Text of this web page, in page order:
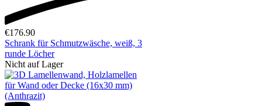
€176.90
Schrank für Schmutzwäsche, weiß, 3
runde Löcher
Nicht auf Lager